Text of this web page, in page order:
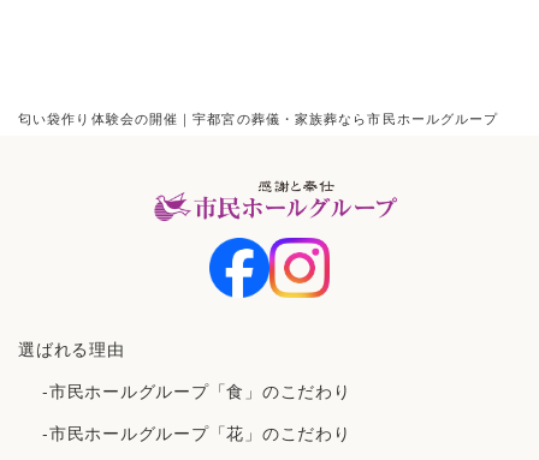
匂い袋作り体験会の開催｜宇都宮の葬儀・家族葬なら市民ホールグループ
選ばれる理由
-市民ホールグループ「食」のこだわり
-市民ホールグループ「花」のこだわり